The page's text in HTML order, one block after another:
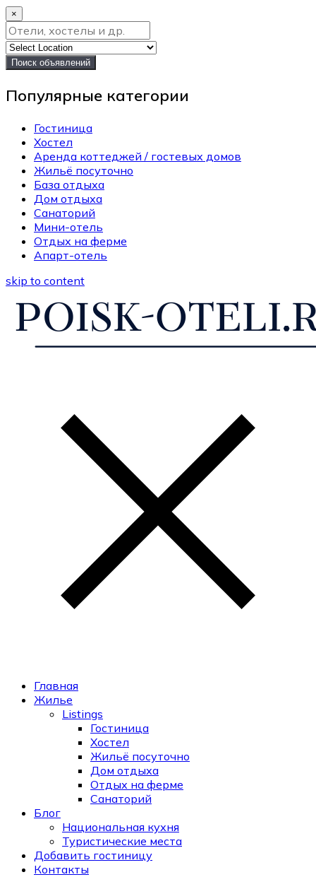
×
Поиск объявлений
Популярные категории
Гостиница
Хостел
Аренда коттеджей / гостевых домов
Жильё посуточно
База отдыха
Дом отдыха
Санаторий
Мини-отель
Отдых на ферме
Апарт-отель
skip to content
Главная
Жилье
Listings
Гостиница
Хостел
Жильё посуточно
Дом отдыха
Отдых на ферме
Санаторий
Блог
Национальная кухня
Туристические места
Добавить гостиницу
Контакты